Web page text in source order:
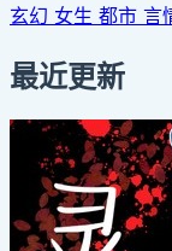
玄幻 女生 都市 言
最近更新